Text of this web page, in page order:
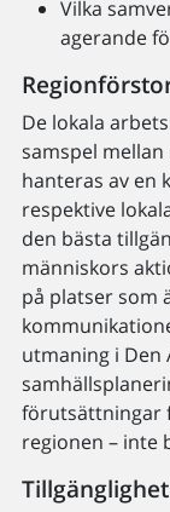
Vilka
agerande
De lokala
samspel
hanteras av en
respektive
den bästa
människors
på platser som
utmaning i Den
förutsättningar
regionen – inte
Tillgänglighet